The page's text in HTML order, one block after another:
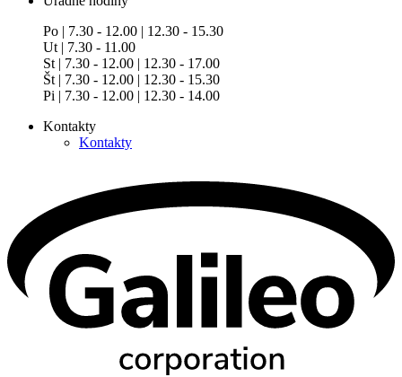
Po | 7.30 - 12.00 | 12.30 - 15.30
Ut | 7.30 - 11.00
St | 7.30 - 12.00 | 12.30 - 17.00
Št | 7.30 - 12.00 | 12.30 - 15.30
Pi | 7.30 - 12.00 | 12.30 - 14.00
Kontakty
Kontakty